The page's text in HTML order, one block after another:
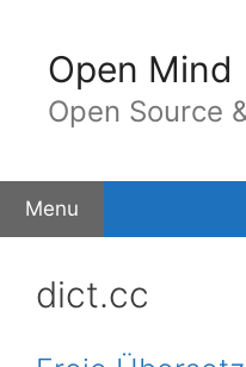
InhaltOpen Mind
Open Source
Menu
dict.cc